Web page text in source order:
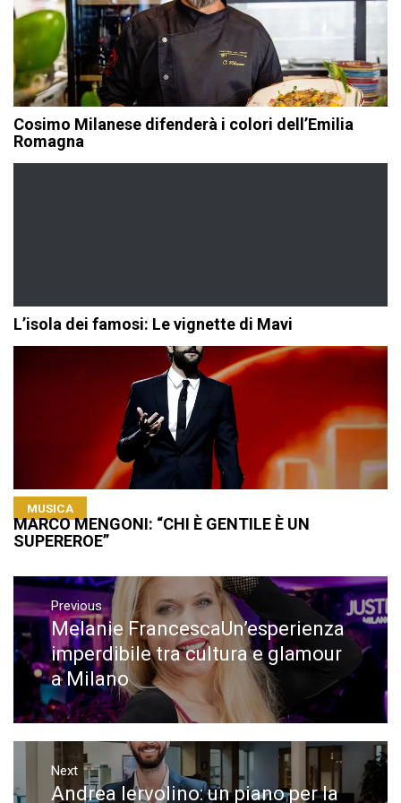
Cosimo Milanese difenderà i colori dell’Emilia
Romagna
L’isola dei famosi: Le vignette di Mavi
MUSICA
MARCO MENGONI: “CHI È GENTILE È UN
SUPEREROE”
Navigazione
articoli
Previous
Previous
post:
Melanie FrancescaUn’esperienza
imperdibile tra cultura e glamour
a Milano
Next
Next
Andrea Iervolino: un piano per la